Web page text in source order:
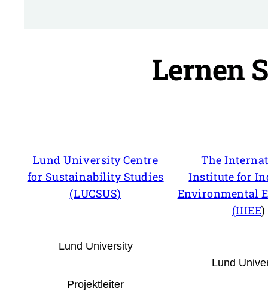
Lernen
Lund University Centre
for Sustainability Studies
(LUCSUS)
Lund University
Projektleiter
The
Institute for
Environmental
(IIIEE)
Lund